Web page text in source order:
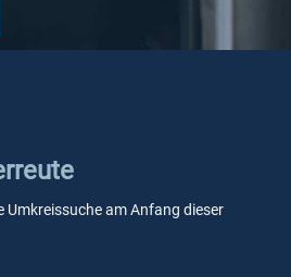
Umkreissuche am Anfang dieser